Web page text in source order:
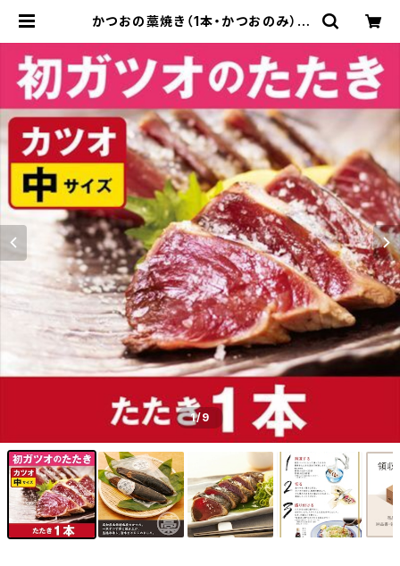
かつおの藁焼き（1本・かつおのみ） |
1/9